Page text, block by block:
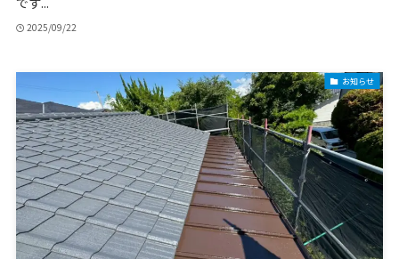
2025/09/22
お知らせ